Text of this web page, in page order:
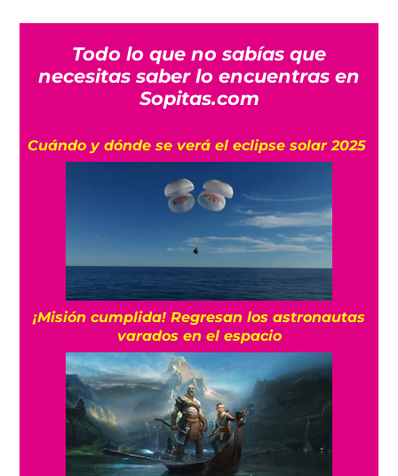
Todo lo que no sabías que
necesitas saber lo encuentras en
Sopitas.com
Cuándo y dónde se verá el eclipse solar 2025
¡Misión cumplida! Regresan los astronautas
varados en el espacio